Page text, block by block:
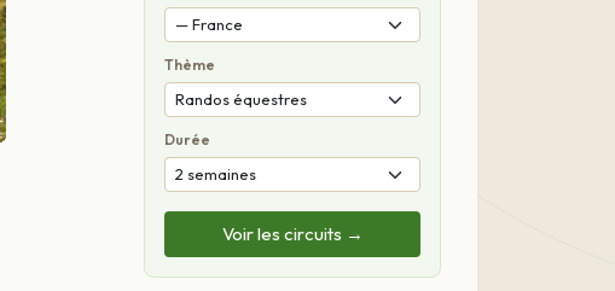
Thème
Durée
Voir les circuits →